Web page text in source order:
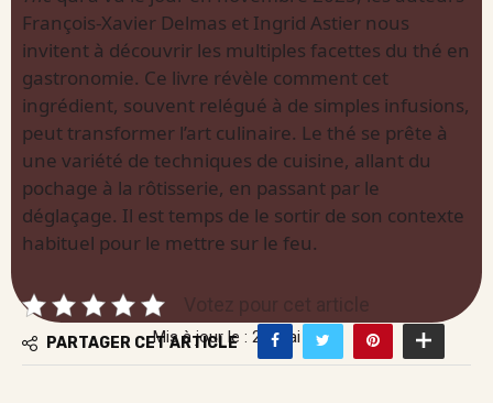
Mis à jour le : 21 mai 2026
François-Xavier Delmas et Ingrid Astier nous
invitent à découvrir les multiples facettes du thé en
gastronomie. Ce livre révèle comment cet
ingrédient, souvent relégué à de simples infusions,
peut transformer l’art culinaire. Le thé se prête à
une variété de techniques de cuisine, allant du
pochage à la rôtisserie, en passant par le
déglaçage. Il est temps de le sortir de son contexte
habituel pour le mettre sur le feu.
Votez pour cet article
PARTAGER CET ARTICLE